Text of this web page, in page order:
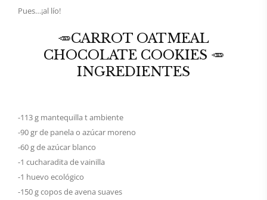
Pues…¡al lío!
🥕CARROT OATMEAL
CHOCOLATE COOKIES 🥕
INGREDIENTES
-113 g mantequilla t ambiente
-90 gr de panela o azúcar moreno
-60 g de azúcar blanco
-1 cucharadita de vainilla
-1 huevo ecológico
-150 g copos de avena suaves